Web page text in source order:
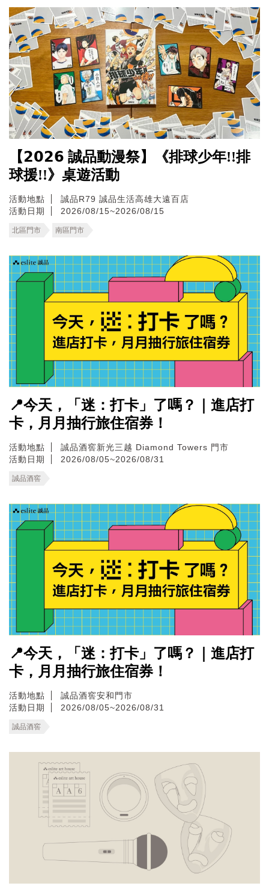
【𝟮𝟬𝟮𝟲 誠品動漫祭】《排球少年!!排
球援!!》桌遊活動
活動地點 誠品R79 誠品生活高雄大遠百店
活動日期
2026/08/15~2026/08/15
北區門市 南區門市
📍今天，「迷：打卡」了嗎？｜進店打
卡，月月抽行旅住宿券！
活動地點
誠品酒窖新光三越 Diamond Towers 門市
活動日期
2026/08/05~2026/08/31
誠品酒窖
📍今天，「迷：打卡」了嗎？｜進店打
卡，月月抽行旅住宿券！
活動地點
誠品酒窖安和門市
活動日期
2026/08/05~2026/08/31
誠品酒窖